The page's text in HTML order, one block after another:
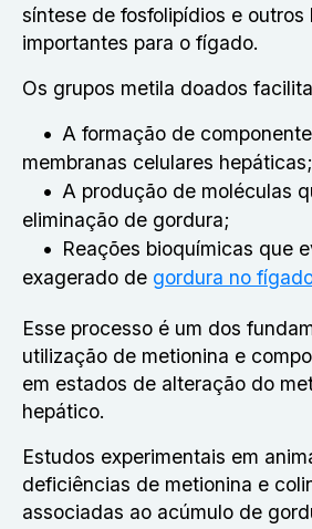
síntese de fosfolipídios e outros
importantes para o fígado.
Os grupos metila doados
A formação de
membranas celulares hepáticas;
A produção de moléculas
eliminação de gordura;
Reações bioquímicas que
exagerado de gordura no
Esse processo é um dos
utilização de metionina e
em estados de alteração do
hepático.
Estudos experimentais em
deficiências de metionina e
associadas ao acúmulo de